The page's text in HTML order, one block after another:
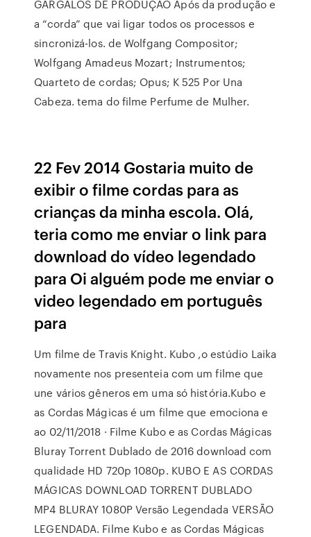
GARGALOS DE PRODUÇÃO Após da produção e
a “corda” que vai ligar todos os processos e
sincronizá-los. de Wolfgang Compositor;
Wolfgang Amadeus Mozart; Instrumentos;
Quarteto de cordas; Opus; K 525 Por Una
Cabeza. tema do filme Perfume de Mulher.
22 Fev 2014 Gostaria muito de
exibir o filme cordas para as
crianças da minha escola. Olá,
teria como me enviar o link para
download do vídeo legendado
para Oi alguém pode me enviar o
video legendado em português
para
Um filme de Travis Knight. Kubo ,o estúdio Laika
novamente nos presenteia com um filme que
une vários gêneros em uma só história.Kubo e
as Cordas Mágicas é um filme que emociona e
ao 02/11/2018 · Filme Kubo e as Cordas Mágicas
Bluray Torrent Dublado de 2016 download com
qualidade HD 720p 1080p. KUBO E AS CORDAS
MÁGICAS DOWNLOAD TORRENT DUBLADO
MP4 BLURAY 1080P Versão Legendada VERSÃO
LEGENDADA. Filme Kubo e as Cordas Mágicas